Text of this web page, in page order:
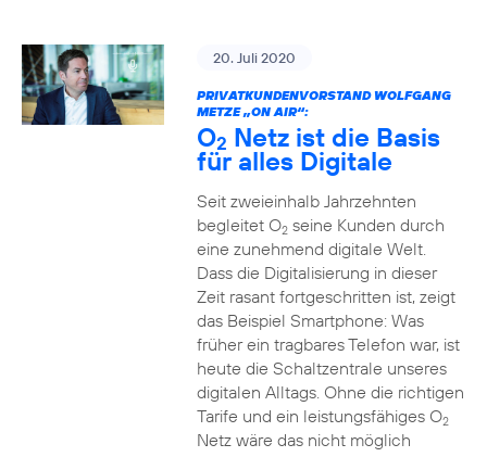
20. Juli 2020
PRIVATKUNDENVORSTAND WOLFGANG
METZE „ON AIR“:
O2 Netz ist die Basis
für alles Digitale
Seit zweieinhalb Jahrzehnten
begleitet O2seine Kunden durch
eine zunehmend digitale Welt.
Dass die Digitalisierung in dieser
Zeit rasant fortgeschritten ist, zeigt
das Beispiel Smartphone: Was
früher ein tragbares Telefon war, ist
heute die Schaltzentrale unseres
digitalen Alltags. Ohne die richtigen
Tarife und ein leistungsfähiges O2
Netz wäre das nicht möglich